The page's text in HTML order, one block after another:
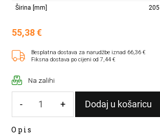
Širina [mm]
205
55,38€
Besplatna dostava za narudžbe iznad 66,36 €
Fiksna dostava po cijeni od 7,44 €
Na zalihi
-
ZA
+ Dodaj u košaricu
Opis